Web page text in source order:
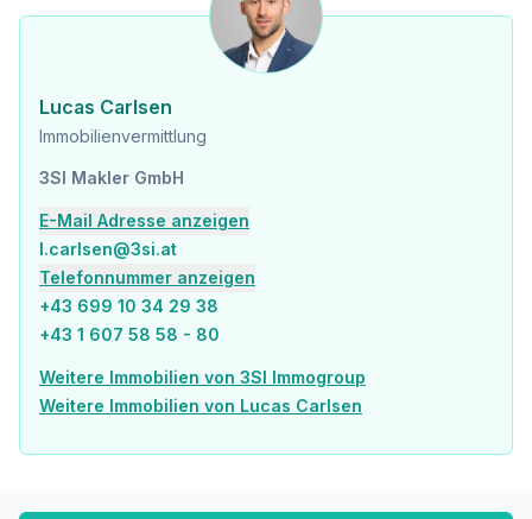
Bäckerei <25m
Sonstige
Bank <175m
Post <325m
Polizei <375m
Verkehr
Bus <125m
Straßenbahn <125m
Bahnhof <500m
Lucas Carlsen
Immobilienvermittlung
3SI Makler GmbH
E-Mail Adresse anzeigen
l.carlsen@3si.at
Telefonnummer anzeigen
+43 699 10 34 29 38
+43 1 607 58 58 - 80
Weitere Immobilien von 3SI Immogroup
Weitere Immobilien von Lucas Carlsen